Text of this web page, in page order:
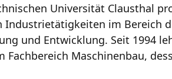
Universität Clausthal
Industrietätigkeiten im Bereich
und Entwicklung. Seit 1994
Fachbereich Maschinenbau,